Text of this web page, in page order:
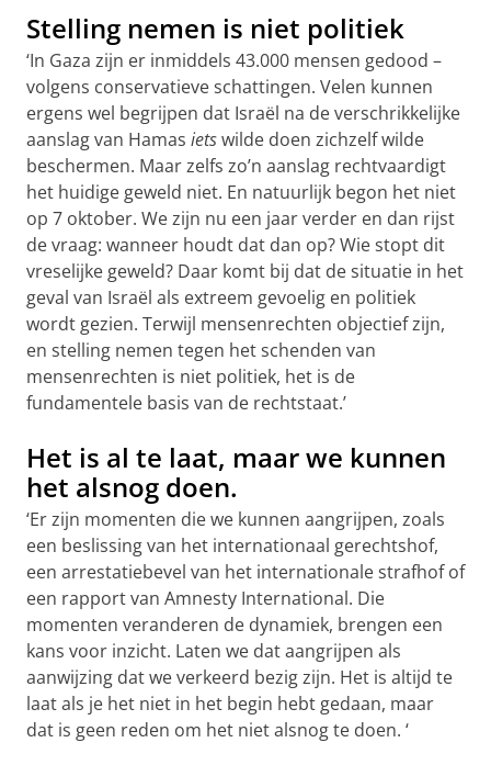
Stelling nemen is niet politiek
‘In Gaza zijn er inmiddels 43.000 mensen gedood –
volgens conservatieve schattingen. Velen kunnen
ergens wel begrijpen dat Israël na de verschrikkelijke
aanslag van Hamas ietswilde doen zichzelf wilde
beschermen. Maar zelfs zo’n aanslag rechtvaardigt
het huidige geweld niet. En natuurlijk begon het niet
op 7 oktober. We zijn nu een jaar verder en dan rijst
de vraag: wanneer houdt dat dan op? Wie stopt dit
vreselijke geweld? Daar komt bij dat de situatie in het
geval van Israël als extreem gevoelig en politiek
wordt gezien. Terwijl mensenrechten objectief zijn,
en stelling nemen tegen het schenden van
mensenrechten is niet politiek, het is de
fundamentele basis van de rechtstaat.’
Het is al te laat, maar we kunnen
het alsnog doen.
‘Er zijn momenten die we kunnen aangrijpen, zoals
een beslissing van het internationaal gerechtshof,
een arrestatiebevel van het internationale strafhof of
een rapport van Amnesty International. Die
momenten veranderen de dynamiek, brengen een
kans voor inzicht. Laten we dat aangrijpen als
aanwijzing dat we verkeerd bezig zijn. Het is altijd te
laat als je het niet in het begin hebt gedaan, maar
dat is geen reden om het niet alsnog te doen. ‘